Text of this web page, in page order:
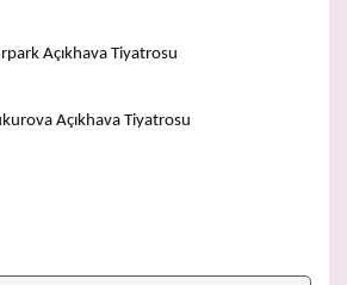
Açıkhava Tiyatrosu
Açıkhava Tiyatrosu